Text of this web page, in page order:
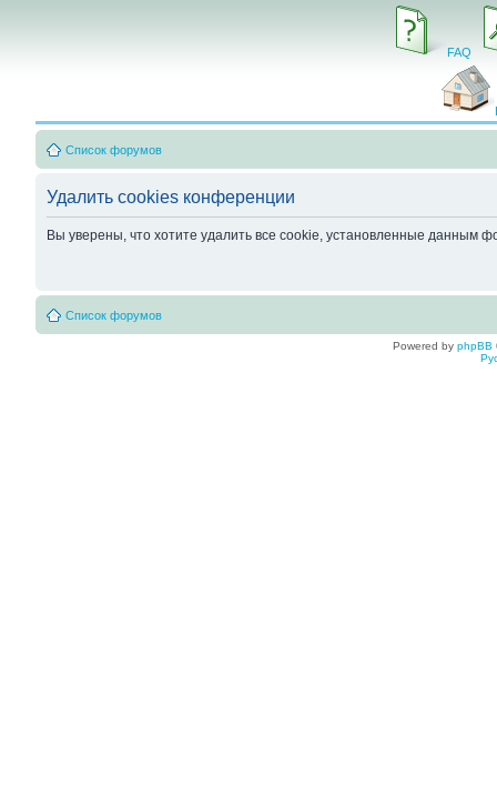
FAQ
Список форумов
Удалить cookies конференции
Вы уверены, что хотите удалить все cookie, установленные данным
Список форумов
Powered by phpBB